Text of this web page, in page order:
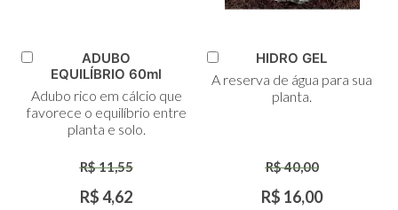
Adicionar
Carrinho
ADUBO
EQUILÍBRIO 60ml
Adubo rico em cálcio que
favorece o equilíbrio entre
planta e solo.
R$ 11,55
R$ 4,62
ao
HIDRO GEL
A reserva de água para sua
planta.
R$ 40,00
R$ 16,00